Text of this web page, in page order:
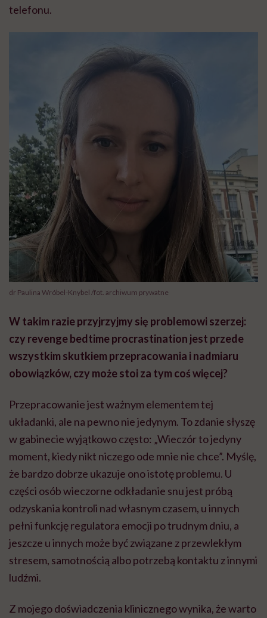
telefonu.
dr Paulina Wróbel-Knybel /fot. archiwum prywatne
W takim razie przyjrzyjmy się problemowi szerzej:
czy revenge bedtime procrastination jest przede
wszystkim skutkiem przepracowania i nadmiaru
obowiązków, czy może stoi za tym coś więcej?
Przepracowanie jest ważnym elementem tej
układanki, ale na pewno nie jedynym. To zdanie słyszę
w gabinecie wyjątkowo często: „Wieczór to jedyny
moment, kiedy nikt niczego ode mnie nie chce”. Myślę,
że bardzo dobrze ukazuje ono istotę problemu. U
części osób wieczorne odkładanie snu jest próbą
odzyskania kontroli nad własnym czasem, u innych
pełni funkcję regulatora emocji po trudnym dniu, a
jeszcze u innych może być związane z przewlekłym
stresem, samotnością albo potrzebą kontaktu z innymi
ludźmi.
Z mojego doświadczenia klinicznego wynika, że warto